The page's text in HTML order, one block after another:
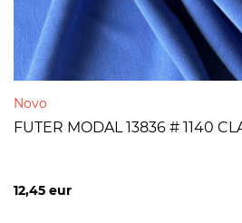
Novo
FUTER MODAL 13836 # 1140
12,45 eur